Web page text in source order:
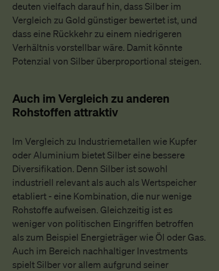
deuten vielfach darauf hin, dass Silber im
Vergleich zu Gold günstiger bewertet ist, und
dass eine Rückkehr zu einem niedrigeren
Verhältnis vorstellbar wäre. Damit könnte
Potenzial von Silber überproportional steigen.
Auch im Vergleich zu anderen
Rohstoffen attraktiv
Im Vergleich zu Industriemetallen wie Kupfer
oder Aluminium bietet Silber eine bessere
Diversifikation. Denn Silber ist sowohl
industriell relevant als auch als Wertspeicher
etabliert - eine Kombination, die nur wenige
Rohstoffe aufweisen. Gleichzeitig ist es
weniger von politischen Eingriffen betroffen
als zum Beispiel Energieträger wie Öl oder Gas.
Auch im Bereich nachhaltiger Investments
spielt Silber vor allem aufgrund seiner